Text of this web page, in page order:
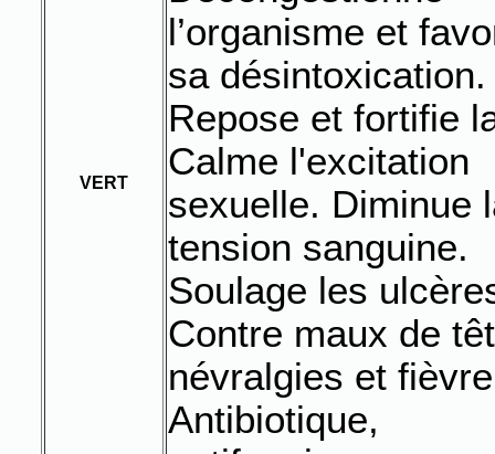
VERT
l’organisme et
sa désintoxication.
Repose et fortifie
Calme l'excitation
sexuelle. Diminue
tension sanguine.
Soulage les
Contre maux de
névralgies et
Antibiotique,